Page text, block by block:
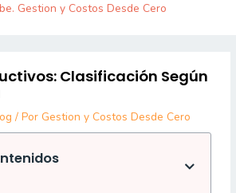
Gestion y Costos Desde Cero
Clasificación Según
/ PorGestion y Costos Desde Cero